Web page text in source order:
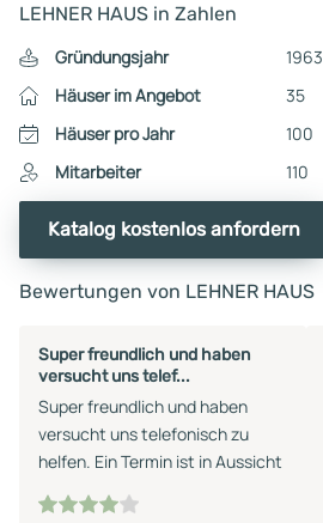
LEHNER HAUS in Zahlen
Gründungsjahr
1963
Häuser im Angebot
35
Häuser pro Jahr
100
Mitarbeiter
110
Katalog kostenlos anfordern
Bewertungen von LEHNER HAUS
Super freundlich und haben
versucht uns telef...
Super freundlich und haben
versucht uns telefonisch zu
helfen. Ein Termin ist in Aussicht